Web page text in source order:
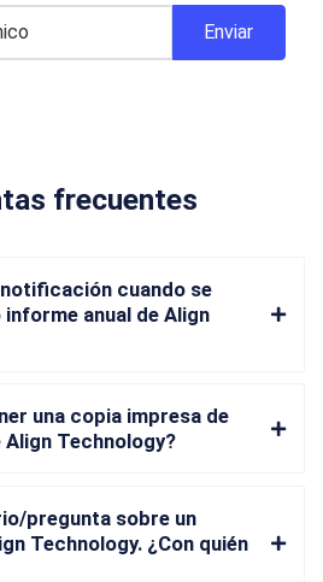
frecuentes
cuando se
anual de Align
una copia impresa de
Align Technology?
pregunta sobre un
Technology. ¿Con quién